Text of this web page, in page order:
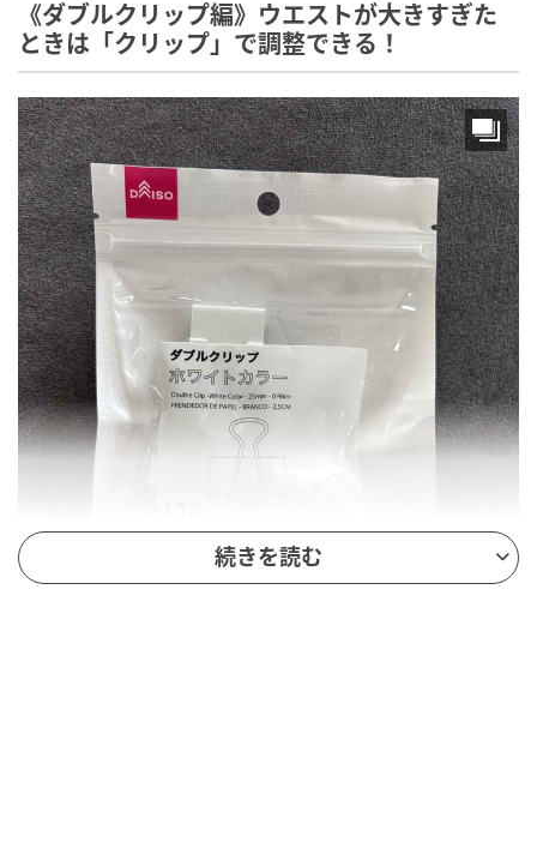
《ダブルクリップ編》ウエストが大きすぎた
ときは「クリップ」で調整できる！
続きを読む